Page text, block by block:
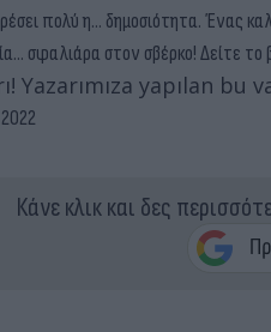
πολύ η… δημοσιότητα. Ένας
σφαλιάρα στον σβέρκο! Δείτε το
Yazarımıza yapılan bu
Κάνε κλικ και δες